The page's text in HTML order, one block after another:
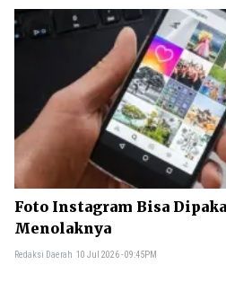
Foto Instagram Bisa
Menolaknya
Redaksi Daerah 10 Jul 2026 - 09:45PM